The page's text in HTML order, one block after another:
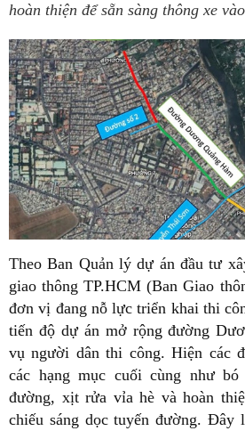
hoàn thiện để sẵn sàng thông xe
Theo Ban Quản lý dự án đầu tư
giao thông TP.HCM (Ban Giao
đơn vị đang nỗ lực triển khai thi
tiến độ dự án mở rộng đường
vụ người dân thi công. Hiện các
các hạng mục cuối cùng như
đường, xịt rửa vỉa hè và hoàn
chiếu sáng dọc tuyến đường. Đây